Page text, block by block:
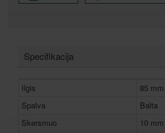
Specifikacija
Ilgis
85 mm
Spalva
Balta
Skersmuo
10 mm